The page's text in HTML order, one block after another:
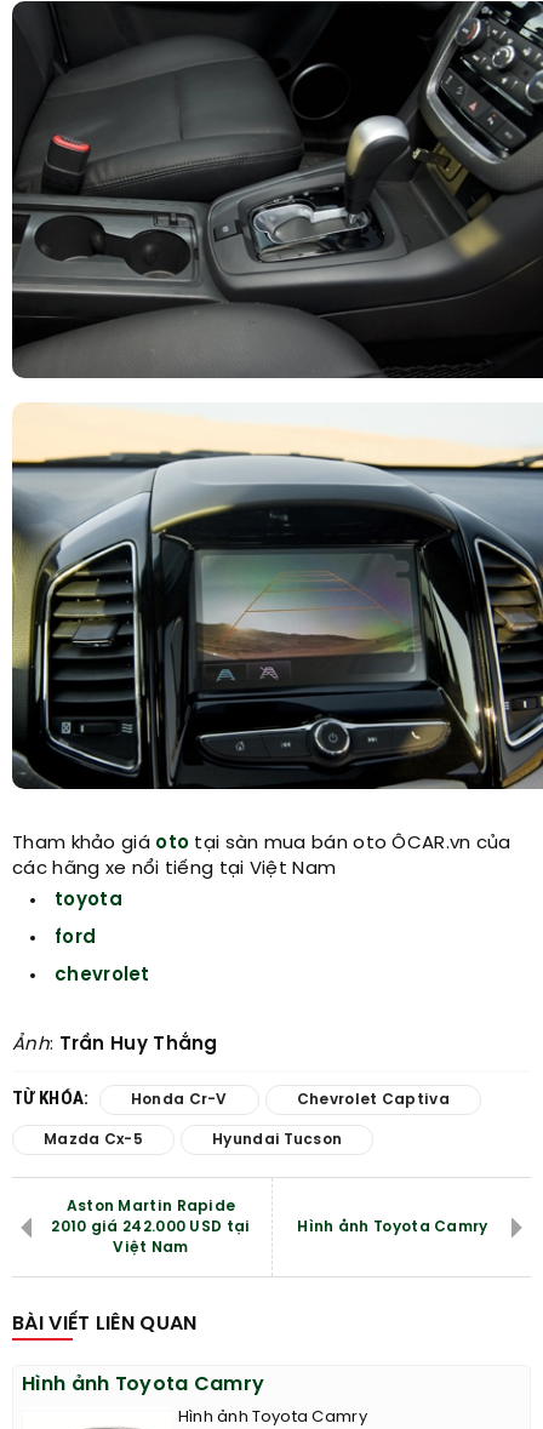
Tham khảo giá oto tại sàn mua bán oto ÔCAR.vn của
các hãng xe nổi tiếng tại Việt Nam
toyota
ford
chevrolet
Ảnh: Trần Huy Thắng
TỪ KHÓA: Honda Cr-V Chevrolet Captiva
Mazda Cx-5 Hyundai Tucson
Aston Martin Rapide
2010 giá 242.000 USD tại
Việt Nam
Hình ảnh Toyota Camry
BÀI VIẾT LIÊN QUAN
Hình ảnh Toyota Camry
Hình ảnh Toyota Camry